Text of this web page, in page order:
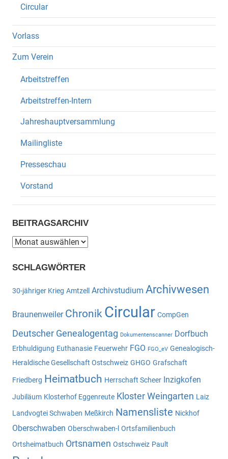
Circular
Vorlass
Zum Verein
Arbeitstreffen
Arbeitstreffen-Intern
Jahreshauptversammlung
Mailingliste
Presseschau
Vorstand
BEITRAGSARCHIV
Beitragsarchiv
SCHLAGWÖRTER
30-jähriger Krieg Amtzell Archivstudium Archivwesen
Braunenweiler Chronik Circular CompGen
Deutscher Genealogentag Dokumentenscanner Dorfbuch
Erbhuldigung Euthanasie Feuerwehr FGO FGO_eV Genealogisch-
Heraldische Gesellschaft Ostschweiz GHGO Grafschaft
Friedberg Heimatbuch Herrschaft Scheer Inzigkofen
Jubiläum Klosterhof Eggenreute Kloster Weingarten Laiz
Landvogtei Schwaben Meßkirch Namensliste Nickhof
Oberschwaben Oberschwaben-l Ortsfamilienbuch
Ortsheimatbuch Ortsnamen Ostschweiz Pault